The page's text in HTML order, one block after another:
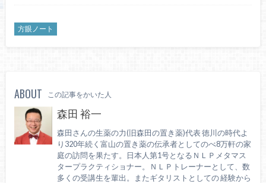
方眼ノート
ABOUT この記事をかいた人
森田 裕一
森田さんの生薬の力(旧森田の置き薬)代表 徳川の時代よ
り320年続く富山の置き薬の伝承者としてのべ8万軒の家
庭の訪問を果たす。日本人第1号となるＮＬＰメタマス
タープラクティショナー。ＮＬＰトレーナーとして、数
多くの受講生を輩出。またギタリストとしての 経験から